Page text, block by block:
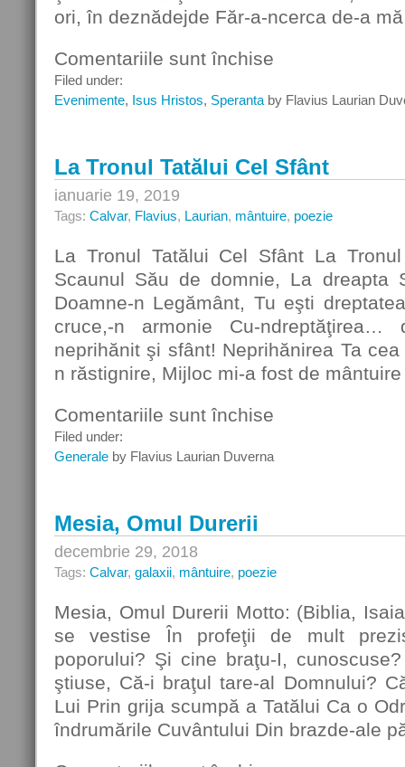
ori, în deznădejde Făr-a-ncerca de-a
Comentariile sunt închise
fost
străin,
prbeag
Filed under:
Evenimente, Isus Hristos, Speranta by Flavius Laurian
La Tronul Tatălui Cel Sfânt
ianuarie 19, 2019
Tags: Calvar, Flavius, Laurian, mântuire, poezie
La Tronul Tatălui Cel Sfânt La
Scaunul Său de domnie, La dreapta
Doamne-n Legământ, Tu eşti
cruce,-n armonie Cu-
neprihănit şi sfânt! Neprihănirea Ta
n răstignire, Mijloc mi-a fost de
Comentariile sunt închise
Filed under:
Generale by Flavius Laurian Duverna
Mesia, Omul Durerii
decembrie 29, 2018
Tags: Calvar, galaxii, mântuire, poezie
Mesia, Omul Durerii Motto: (Biblia,
se vestise În profeţii de mult
poporului? Şi cine braţu-I,
ştiuse, Că-i braţul tare-al Domnului?
Lui Prin grija scumpă a Tatălui Ca o
îndrumările Cuvântului Din brazde-ale